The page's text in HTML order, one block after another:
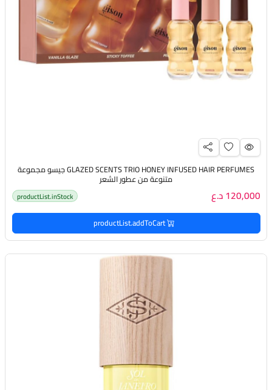
GLAZED SCENTS TRIO HONEY INFUSED HAIR PERFUMES جيسو مجموعة
متنوعة من عطور الشعر
120,000 د.ع productList.inStock
productList.addToCart